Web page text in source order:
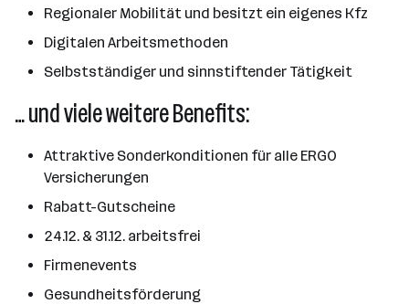
Regionaler Mobilität und besitzt ein eigenes Kfz
Digitalen Arbeitsmethoden
Selbstständiger und sinnstiftender Tätigkeit
… und viele weitere Benefits:
Attraktive Sonderkonditionen für alle ERGO
Versicherungen
Rabatt-Gutscheine
24.12. & 31.12. arbeitsfrei
Firmenevents
Gesundheitsförderung